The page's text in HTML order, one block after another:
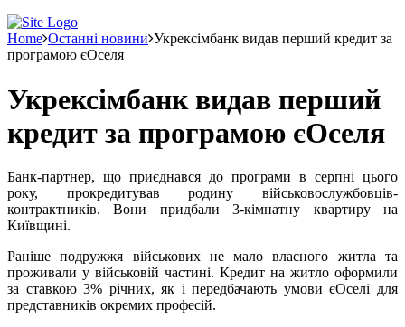
Home Останні новини Укрексімбанк видав перший кредит за
програмою єОселя
Укрексімбанк видав перший
кредит за програмою єОселя
Банк-партнер, що приєднався до програми в серпні цього
року, прокредитував родину військовослужбовців-
контрактників. Вони придбали 3-кімнатну квартиру на
Київщині.
Раніше подружжя військових не мало власного житла та
проживали у військовій частині. Кредит на житло оформили
за ставкою 3% річних, як і передбачають умови єОселі для
представників окремих професій.